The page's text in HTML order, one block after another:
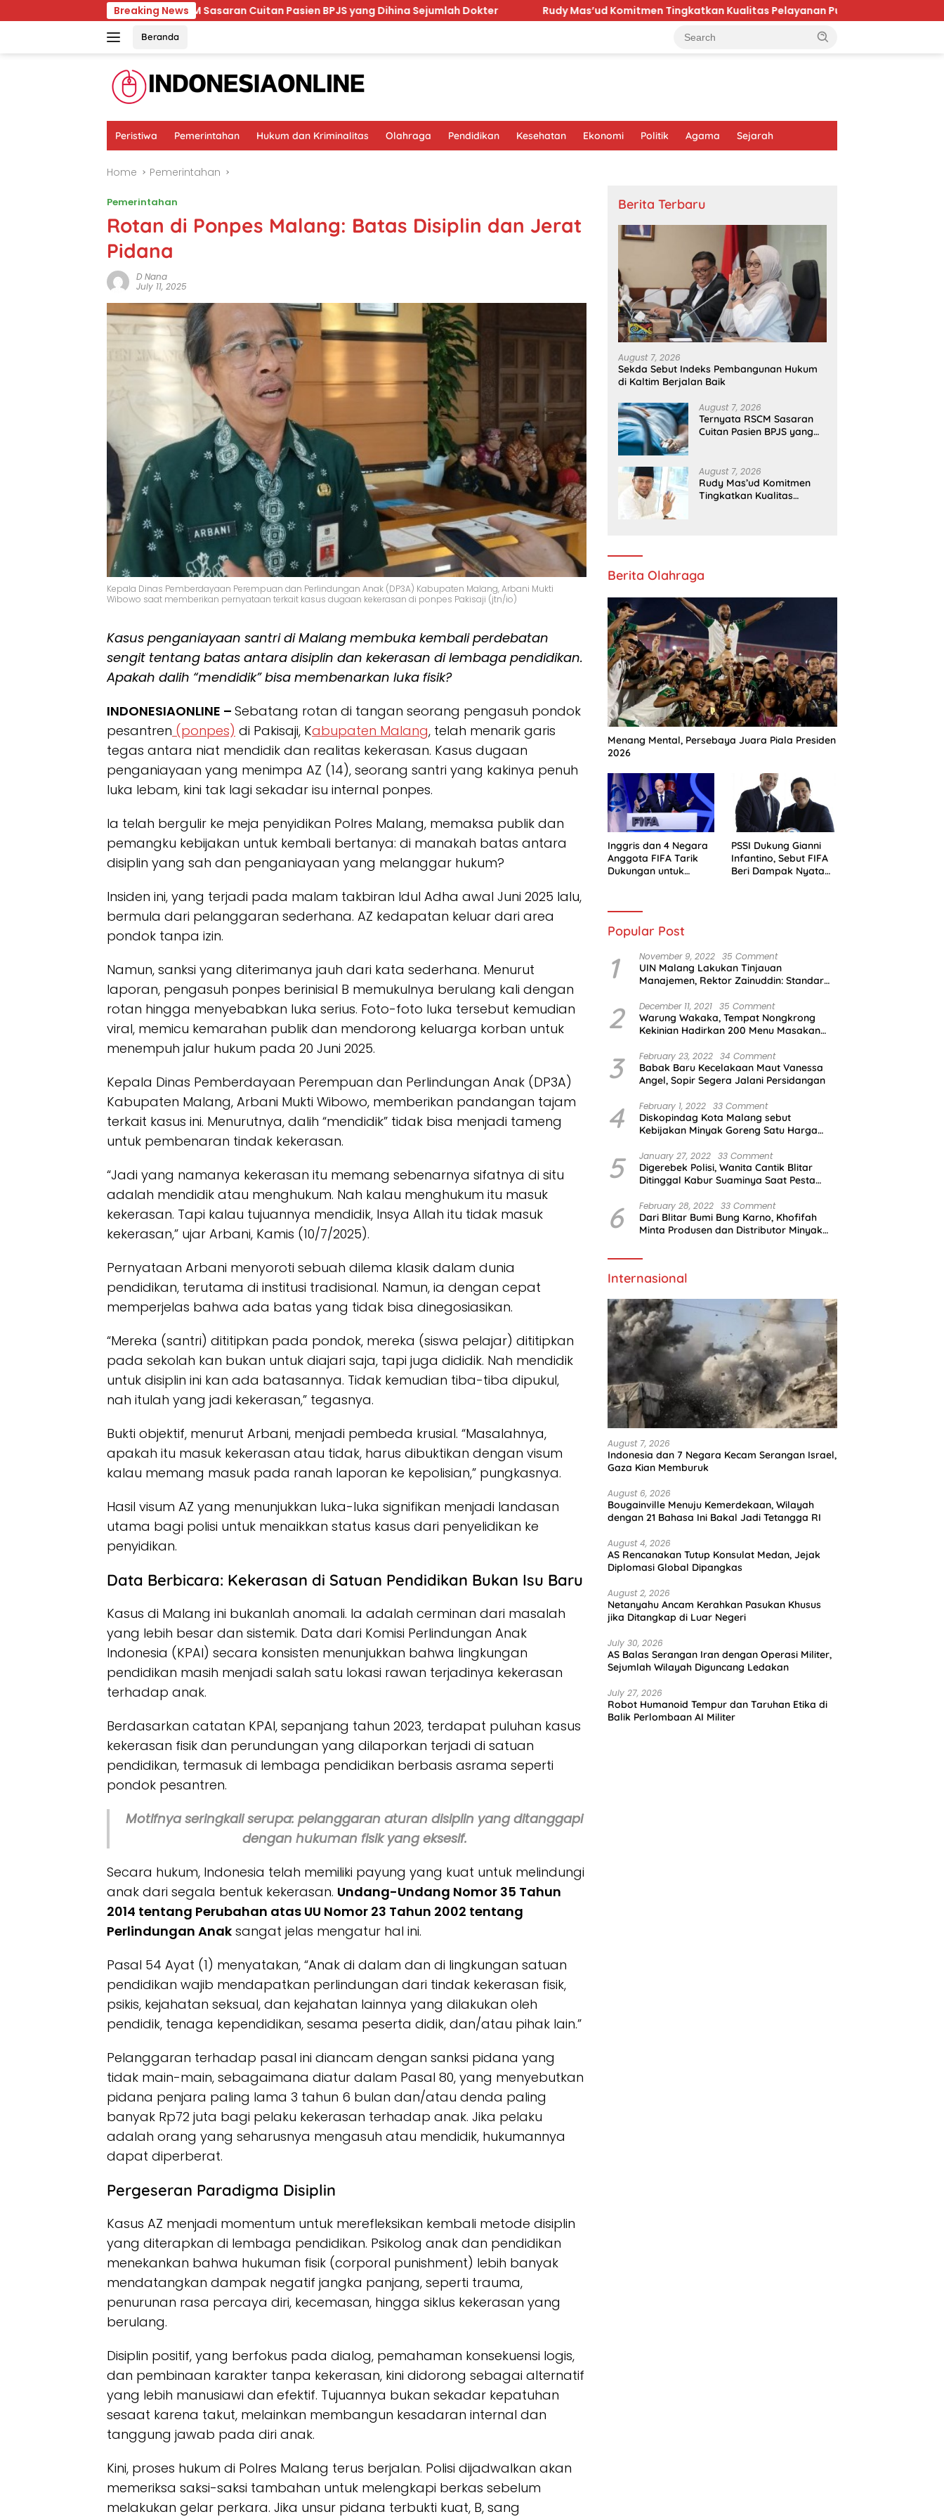
to
Breaking News
Ternyata RSCM Sasaran Cuitan Pasien BPJS yang Dihina Sejumlah Dokter Rudy Mas’ud Komitmen Tingkatkan Kualitas Pelayanan Publik di Kaltim
Beranda
Peristiwa Pemerintahan Hukum dan Kriminalitas Olahraga Pendidikan Kesehatan Ekonomi Politik Agama Sejarah
Home Pemerintahan
Pemerintahan
Rotan di Ponpes Malang: Batas Disiplin dan Jerat
Pidana
D Nana
July 11, 2025
Kepala Dinas Pemberdayaan Perempuan dan Perlindungan Anak (DP3A) Kabupaten Malang, Arbani Mukti
Wibowo saat memberikan pernyataan terkait kasus dugaan kekerasan di ponpes Pakisaji (jtn/io)
Kasus penganiayaan santri di Malang membuka kembali perdebatan
sengit tentang batas antara disiplin dan kekerasan di lembaga pendidikan.
Apakah dalih “mendidik” bisa membenarkan luka fisik?
INDONESIAONLINE – Sebatang rotan di tangan seorang pengasuh pondok
pesantren (ponpes) di Pakisaji, Kabupaten Malang, telah menarik garis
tegas antara niat mendidik dan realitas kekerasan. Kasus dugaan
penganiayaan yang menimpa AZ (14), seorang santri yang kakinya penuh
luka lebam, kini tak lagi sekadar isu internal ponpes.
Ia telah bergulir ke meja penyidikan Polres Malang, memaksa publik dan
pemangku kebijakan untuk kembali bertanya: di manakah batas antara
disiplin yang sah dan penganiayaan yang melanggar hukum?
Insiden ini, yang terjadi pada malam takbiran Idul Adha awal Juni 2025 lalu,
bermula dari pelanggaran sederhana. AZ kedapatan keluar dari area
pondok tanpa izin.
Namun, sanksi yang diterimanya jauh dari kata sederhana. Menurut
laporan, pengasuh ponpes berinisial B memukulnya berulang kali dengan
rotan hingga menyebabkan luka serius. Foto-foto luka tersebut kemudian
viral, memicu kemarahan publik dan mendorong keluarga korban untuk
menempuh jalur hukum pada 20 Juni 2025.
Kepala Dinas Pemberdayaan Perempuan dan Perlindungan Anak (DP3A)
Kabupaten Malang, Arbani Mukti Wibowo, memberikan pandangan tajam
terkait kasus ini. Menurutnya, dalih “mendidik” tidak bisa menjadi tameng
untuk pembenaran tindak kekerasan.
“Jadi yang namanya kekerasan itu memang sebenarnya sifatnya di situ
adalah mendidik atau menghukum. Nah kalau menghukum itu masuk
kekerasan. Tapi kalau tujuannya mendidik, Insya Allah itu tidak masuk
kekerasan,” ujar Arbani, Kamis (10/7/2025).
Pernyataan Arbani menyoroti sebuah dilema klasik dalam dunia
pendidikan, terutama di institusi tradisional. Namun, ia dengan cepat
memperjelas bahwa ada batas yang tidak bisa dinegosiasikan.
“Mereka (santri) dititipkan pada pondok, mereka (siswa pelajar) dititipkan
pada sekolah kan bukan untuk diajari saja, tapi juga dididik. Nah mendidik
untuk disiplin ini kan ada batasannya. Tidak kemudian tiba-tiba dipukul,
nah itulah yang jadi kekerasan,” tegasnya.
Bukti objektif, menurut Arbani, menjadi pembeda krusial. “Masalahnya,
apakah itu masuk kekerasan atau tidak, harus dibuktikan dengan visum
kalau memang masuk pada ranah laporan ke kepolisian,” pungkasnya.
Hasil visum AZ yang menunjukkan luka-luka signifikan menjadi landasan
utama bagi polisi untuk menaikkan status kasus dari penyelidikan ke
penyidikan.
Data Berbicara: Kekerasan di Satuan Pendidikan Bukan Isu Baru
Kasus di Malang ini bukanlah anomali. Ia adalah cerminan dari masalah
yang lebih besar dan sistemik. Data dari Komisi Perlindungan Anak
Indonesia (KPAI) secara konsisten menunjukkan bahwa lingkungan
pendidikan masih menjadi salah satu lokasi rawan terjadinya kekerasan
terhadap anak.
Berdasarkan catatan KPAI, sepanjang tahun 2023, terdapat puluhan kasus
kekerasan fisik dan perundungan yang dilaporkan terjadi di satuan
pendidikan, termasuk di lembaga pendidikan berbasis asrama seperti
pondok pesantren.
Motifnya seringkali serupa: pelanggaran aturan disiplin yang ditanggapi
dengan hukuman fisik yang eksesif.
Secara hukum, Indonesia telah memiliki payung yang kuat untuk melindungi
anak dari segala bentuk kekerasan. Undang-Undang Nomor 35 Tahun
2014 tentang Perubahan atas UU Nomor 23 Tahun 2002 tentang
Perlindungan Anak sangat jelas mengatur hal ini.
Pasal 54 Ayat (1) menyatakan, “Anak di dalam dan di lingkungan satuan
pendidikan wajib mendapatkan perlindungan dari tindak kekerasan fisik,
psikis, kejahatan seksual, dan kejahatan lainnya yang dilakukan oleh
pendidik, tenaga kependidikan, sesama peserta didik, dan/atau pihak lain.”
Pelanggaran terhadap pasal ini diancam dengan sanksi pidana yang
tidak main-main, sebagaimana diatur dalam Pasal 80, yang menyebutkan
pidana penjara paling lama 3 tahun 6 bulan dan/atau denda paling
banyak Rp72 juta bagi pelaku kekerasan terhadap anak. Jika pelaku
adalah orang yang seharusnya mengasuh atau mendidik, hukumannya
dapat diperberat.
Pergeseran Paradigma Disiplin
Kasus AZ menjadi momentum untuk merefleksikan kembali metode disiplin
yang diterapkan di lembaga pendidikan. Psikolog anak dan pendidikan
menekankan bahwa hukuman fisik (corporal punishment) lebih banyak
mendatangkan dampak negatif jangka panjang, seperti trauma,
penurunan rasa percaya diri, kecemasan, hingga siklus kekerasan yang
berulang.
Disiplin positif, yang berfokus pada dialog, pemahaman konsekuensi logis,
dan pembinaan karakter tanpa kekerasan, kini didorong sebagai alternatif
yang lebih manusiawi dan efektif. Tujuannya bukan sekadar kepatuhan
sesaat karena takut, melainkan membangun kesadaran internal dan
tanggung jawab pada diri anak.
Kini, proses hukum di Polres Malang terus berjalan. Polisi dijadwalkan akan
memeriksa saksi-saksi tambahan untuk melengkapi berkas sebelum
melakukan gelar perkara. Jika unsur pidana terbukti kuat, B, sang
Berita Terbaru
August 7, 2026
Sekda Sebut Indeks Pembangunan Hukum
di Kaltim Berjalan Baik
August 7, 2026
Ternyata RSCM Sasaran
Cuitan Pasien BPJS yang
August 7, 2026
Rudy Mas’ud Komitmen
Tingkatkan Kualitas
Berita Olahraga
Menang Mental, Persebaya Juara Piala Presiden
2026
Inggris dan 4 Negara
Anggota FIFA Tarik
Dukungan untuk
PSSI Dukung Gianni
Infantino, Sebut FIFA
Beri Dampak Nyata
Popular Post
1 November 9, 2022 35 Comment
UIN Malang Lakukan Tinjauan
Manajemen, Rektor Zainuddin: Standar
2 December 11, 2021 35 Comment
Warung Wakaka, Tempat Nongkrong
Kekinian Hadirkan 200 Menu Masakan
3 February 23, 2022 34 Comment
Babak Baru Kecelakaan Maut Vanessa
Angel, Sopir Segera Jalani Persidangan
4 February 1, 2022 33 Comment
Diskopindag Kota Malang sebut
Kebijakan Minyak Goreng Satu Harga
5 January 27, 2022 33 Comment
Digerebek Polisi, Wanita Cantik Blitar
Ditinggal Kabur Suaminya Saat Pesta
6 February 28, 2022 33 Comment
Dari Blitar Bumi Bung Karno, Khofifah
Minta Produsen dan Distributor Minyak
Internasional
August 7, 2026
Indonesia dan 7 Negara Kecam Serangan Israel,
Gaza Kian Memburuk
August 6, 2026
Bougainville Menuju Kemerdekaan, Wilayah
dengan 21 Bahasa Ini Bakal Jadi Tetangga RI
August 4, 2026
AS Rencanakan Tutup Konsulat Medan, Jejak
Diplomasi Global Dipangkas
August 2, 2026
Netanyahu Ancam Kerahkan Pasukan Khusus
jika Ditangkap di Luar Negeri
July 30, 2026
AS Balas Serangan Iran dengan Operasi Militer,
Sejumlah Wilayah Diguncang Ledakan
July 27, 2026
Robot Humanoid Tempur dan Taruhan Etika di
Balik Perlombaan AI Militer